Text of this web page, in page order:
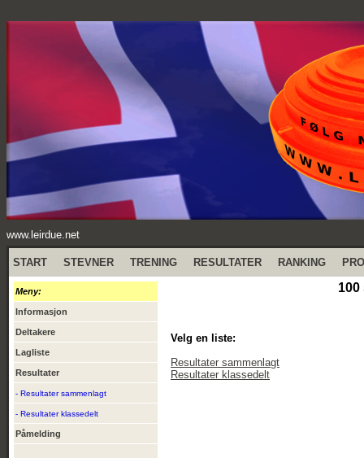
www.leirdue.net
START STEVNER TRENING RESULTATER RANKING
Meny:
Informasjon
Deltakere
Lagliste
Resultater
- Resultater sammenlagt
- Resultater klassedelt
Påmelding
Velg en liste:
Resultater sammenlagt
Resultater klassedelt